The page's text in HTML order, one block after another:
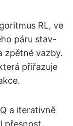
RL, ve
páru stav-
zpětné vazby.
přiřazuje
a iterativně
přesnost.